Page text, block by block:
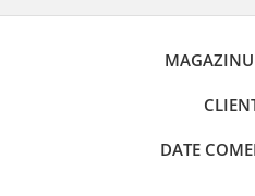
DATE